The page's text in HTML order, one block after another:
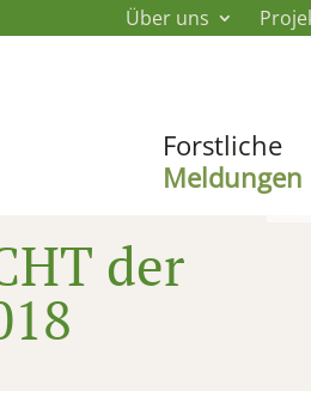
Über uns
Forstliche
Meldungen
der